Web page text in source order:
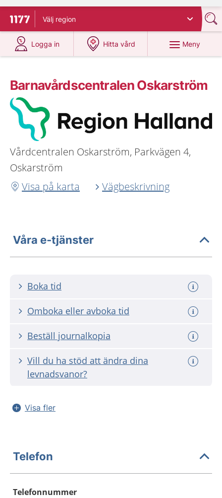
Till startsidan för 1177
Välj region
Logga in
på 1177.se
Hitta vård
på 1177.se
Meny
Barnavårdscentralen Oskarström
Vårdcentralen Oskarström, Parkvägen 4,
Oskarström
Visa på karta
Vägbeskrivning
Våra e-tjänster
Boka tid
Omboka eller avboka tid
Beställ journalkopia
Vill du ha stöd att ändra dina
levnadsvanor?
Visa fler
Telefon
Telefonnummer